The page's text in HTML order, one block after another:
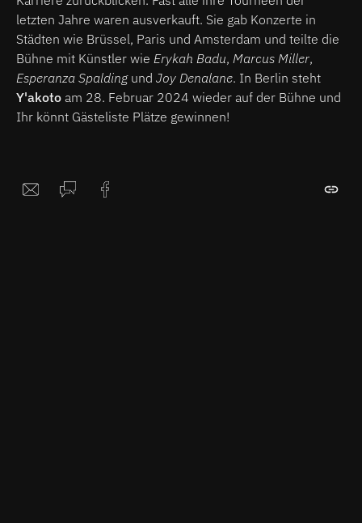
letzten Jahre waren ausverkauft. Sie gab Konzerte in
Städten wie Brüssel, Paris und Amsterdam und teilte die
Bühne mit Künstler wie Erykah Badu, Marcus Miller,
Esperanza Spalding und Joy Denalane. In Berlin steht
Y'akoto am 28. Februar 2024 wieder auf der Bühne und
Ihr könnt Gästeliste Plätze gewinnen!